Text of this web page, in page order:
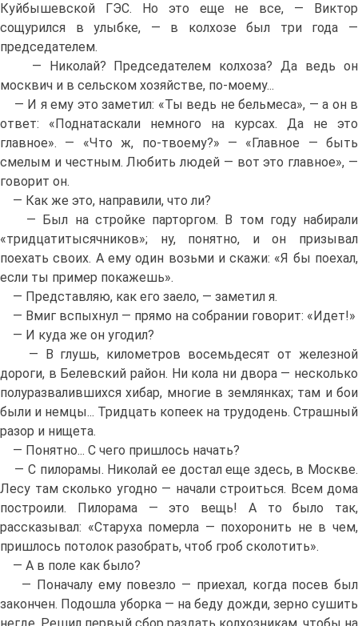
Куйбышевской ГЭС. Но это еще не все, — Виктор
сощурился в улыбке, — в колхозе был три года —
председателем.
— Николай? Председателем колхоза? Да ведь он
москвич и в сельском хозяйстве, по-моему...
— И я ему это заметил: «Ты ведь не бельмеса», — а он в
ответ: «Поднатаскали немного на курсах. Да не это
главное». — «Что ж, по-твоему?» — «Главное — быть
смелым и честным. Любить людей — вот это главное», —
говорит он.
— Как же это, направили, что ли?
— Был на стройке парторгом. В том году набирали
«тридцатитысячников»; ну, понятно, и он призывал
поехать своих. А ему один возьми и скажи: «Я бы поехал,
если ты пример покажешь».
— Представляю, как его заело, — заметил я.
— Вмиг вспыхнул — прямо на собрании говорит: «Идет!»
— И куда же он угодил?
— В глушь, километров восемьдесят от железной
дороги, в Белевский район. Ни кола ни двора — несколько
полуразвалившихся хибар, многие в землянках; там и бои
были и немцы... Тридцать копеек на трудодень. Страшный
разор и нищета.
— Понятно... С чего пришлось начать?
— С пилорамы. Николай ее достал еще здесь, в Москве.
Лесу там сколько угодно — начали строиться. Всем дома
построили. Пилорама — это вещь! А то было так,
рассказывал: «Старуха померла — похоронить не в чем,
пришлось потолок разобрать, чтоб гроб сколотить».
— А в поле как было?
— Поначалу ему повезло — приехал, когда посев был
закончен. Подошла уборка — на беду дожди, зерно сушить